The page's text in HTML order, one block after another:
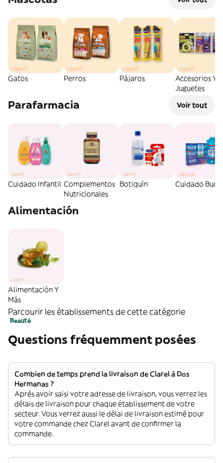
Gatos Perros Pájaros
Accesorios Y
Juguetes
Parafarmacia Voir tout
Cuidado Infantil Complementos
Nutricionales
Botiquín Cuidado Bucal
Alimentación
Alimentación Y
Más
Parcourir les établissements de cette catégorie
Beauté
Questions fréquemment posées
Combien de temps prend la livraison de Clarel à Dos
Hermanas ?
Après avoir saisi votre adresse de livraison, vous verrez les
délais de livraison pour chaque établissement de votre
secteur. Vous verrez aussi le délai de livraison estimé pour
votre commande chez Clarel avant de confirmer la
commande.